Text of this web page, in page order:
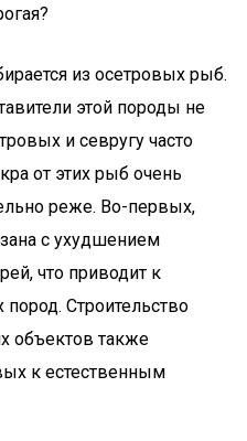
из осетровых рыб.
этой породы не
и севругу часто
от этих рыб очень
реже. Во-первых,
с ухудшением
что приводит к
Строительство
объектов также
к естественным